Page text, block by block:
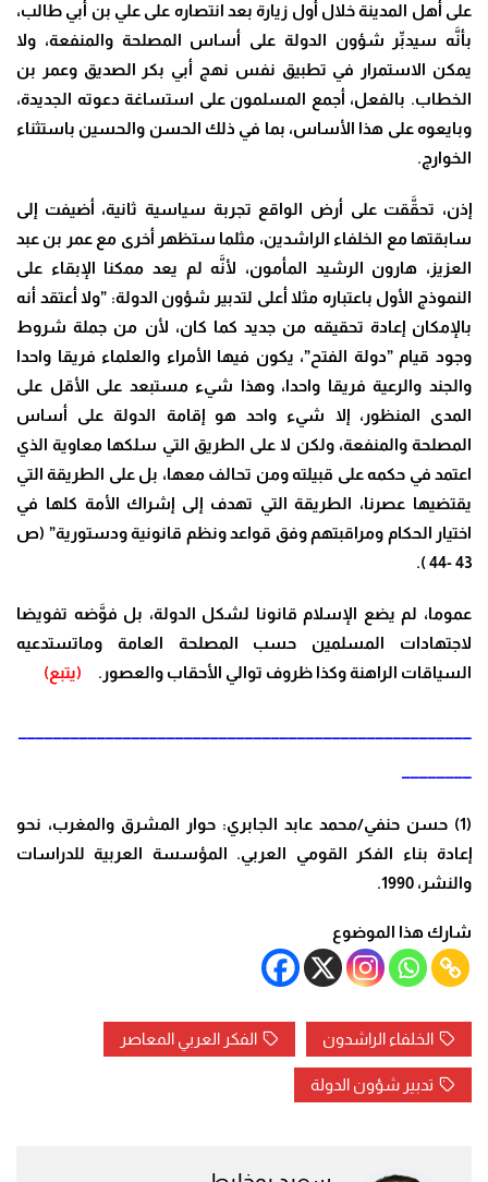
على أهل المدينة خلال أول زيارة بعد انتصاره على علي بن أبي طالب،
بأنَّه سيدبِّر شؤون الدولة على أساس المصلحة والمنفعة، ولا
يمكن الاستمرار في تطبيق نفس نهج أبي بكر الصديق وعمر بن
الخطاب. بالفعل، أجمع المسلمون على استساغة دعوته الجديدة،
وبايعوه على هذا الأساس، بما في ذلك الحسن والحسين باستثناء
الخوارج.
إذن، تحقَّقت على أرض الواقع تجربة سياسية ثانية، أضيفت إلى
سابقتها مع الخلفاء الراشدين، مثلما ستظهر أخرى مع عمر بن عبد
العزيز، هارون الرشيد المأمون، لأنَّه لم يعد ممكنا الإبقاء على
النموذج الأول باعتباره مثلا أعلى لتدبير شؤون الدولة: ”ولا أعتقد أنه
بالإمكان إعادة تحقيقه من جديد كما كان، لأن من جملة شروط
وجود قيام ”دولة الفتح”، يكون فيها الأمراء والعلماء فريقا واحدا
والجند والرعية فريقا واحدا، وهذا شيء مستبعد على الأقل على
المدى المنظور، إلا شيء واحد هو إقامة الدولة على أساس
المصلحة والمنفعة، ولكن لا على الطريق التي سلكها معاوية الذي
اعتمد في حكمه على قبيلته ومن تحالف معها، بل على الطريقة التي
يقتضيها عصرنا، الطريقة التي تهدف إلى إشراك الأمة كلها في
اختيار الحكام ومراقبتهم وفق قواعد ونظم قانونية ودستورية” (ص
43 -44 ).
عموما، لم يضع الإسلام قانونا لشكل الدولة، بل فوَّضه تفويضا
لاجتهادات المسلمين حسب المصلحة العامة وماتستدعيه
السياقات الراهنة وكذا ظروف توالي الأحقاب والعصور. (يتبع)
(1) حسن حنفي/محمد عابد الجابري: حوار المشرق والمغرب، نحو
إعادة بناء الفكر القومي العربي. المؤسسة العربية للدراسات
والنشر، 1990.
شارك هذا الموضوع
الخلفاء الراشدون الفكر العربي المعاصر
تدبير شؤون الدولة